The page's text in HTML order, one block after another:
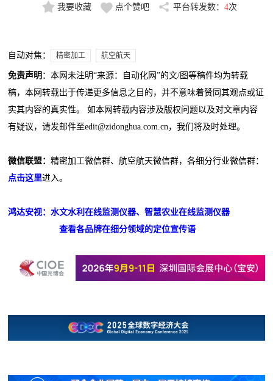
我要收藏 点个赞吧 平台转发数： 4次
自动对焦： 精密加工 航空航天
免责声明 ：本网未注明“来源：自动化网”的文/图等稿件均为转载
稿，本网转载出于传递更多信息之目的，并不意味着赞同其观点或证
实其内容的真实性。 如本网转载内容涉及版权问题以及对文章内容
有疑议，请发邮件至edit@zidonghua.com.cn，我们将及时处理。
微信联盟：精密加工微信群、航空航天微信群，各细分行业微信群：
点击这里进入。
鸿达安视：水文水利在线监测仪器、智慧农业在线监测仪器
查看各品牌在细分领域的定位宣传语